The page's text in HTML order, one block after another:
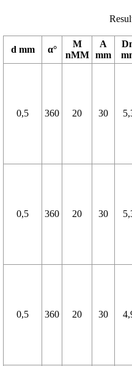
d mm α°
M
nMM
A
mm
0,5 360 20 30
0,5 360 20 30
0,5 360 20 30